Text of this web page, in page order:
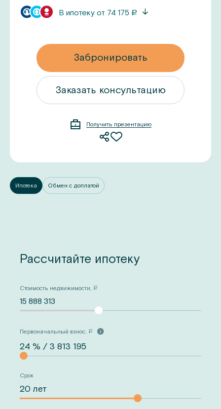
Получить презентацию
В ипотеку от 74 175 a
Забронировать
Заказать консультацию
Ипотека Обмен с доплатой
Рассчитайте ипотеку
Стоимость недвижимости, a
15 888 313
Первоначальный взнос, a
Срок